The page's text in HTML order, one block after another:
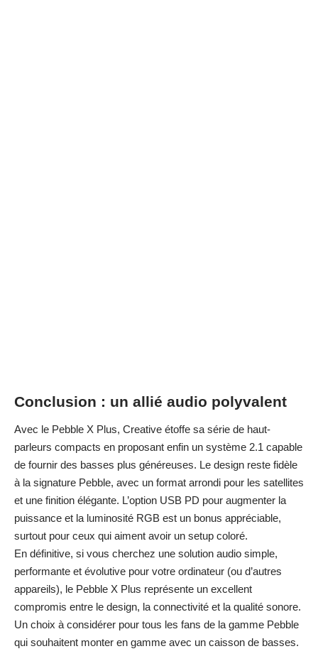
Conclusion : un allié audio polyvalent
Avec le Pebble X Plus, Creative étoffe sa série de haut-
parleurs compacts en proposant enfin un système 2.1 capable
de fournir des basses plus généreuses. Le design reste fidèle
à la signature Pebble, avec un format arrondi pour les satellites
et une finition élégante. L’option USB PD pour augmenter la
puissance et la luminosité RGB est un bonus appréciable,
surtout pour ceux qui aiment avoir un setup coloré.
En définitive, si vous cherchez une solution audio simple,
performante et évolutive pour votre ordinateur (ou d’autres
appareils), le Pebble X Plus représente un excellent
compromis entre le design, la connectivité et la qualité sonore.
Un choix à considérer pour tous les fans de la gamme Pebble
qui souhaitent monter en gamme avec un caisson de basses.